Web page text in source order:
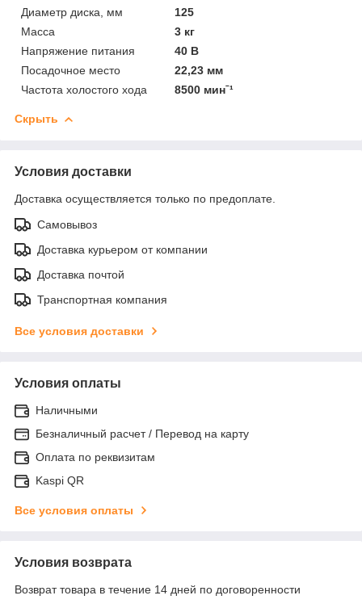
Диаметр диска, мм
125
Масса
3 кг
Напряжение питания
40 В
Посадочное место
22,23 мм
Частота холостого хода
8500 минˉ¹
Скрыть
Условия доставки
Доставка осуществляется только по предоплате.
Самовывоз
Доставка курьером от компании
Доставка почтой
Транспортная компания
Все условия доставки
Условия оплаты
Наличными
Безналичный расчет / Перевод на карту
Оплата по реквизитам
Kaspi QR
Все условия оплаты
Условия возврата
Возврат товара в течение 14 дней по договоренности